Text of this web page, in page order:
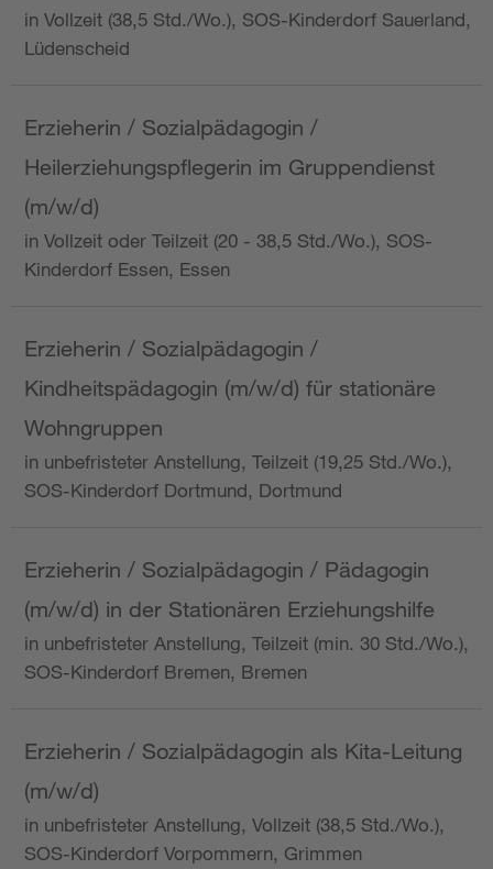
in Vollzeit (38,5 Std./Wo.), SOS-Kinderdorf Sauerland,
Lüdenscheid
Erzieherin / Sozialpädagogin /
Heilerziehungspflegerin im Gruppendienst
(m/w/d)
in Vollzeit oder Teilzeit (20 - 38,5 Std./Wo.), SOS-
Kinderdorf Essen, Essen
Erzieherin / Sozialpädagogin /
Kindheitspädagogin (m/w/d) für stationäre
Wohngruppen
in unbefristeter Anstellung, Teilzeit (19,25 Std./Wo.),
SOS-Kinderdorf Dortmund, Dortmund
Erzieherin / Sozialpädagogin / Pädagogin
(m/w/d) in der Stationären Erziehungshilfe
in unbefristeter Anstellung, Teilzeit (min. 30 Std./Wo.),
SOS-Kinderdorf Bremen, Bremen
Erzieherin / Sozialpädagogin als Kita-Leitung
(m/w/d)
in unbefristeter Anstellung, Vollzeit (38,5 Std./Wo.),
SOS-Kinderdorf Vorpommern, Grimmen